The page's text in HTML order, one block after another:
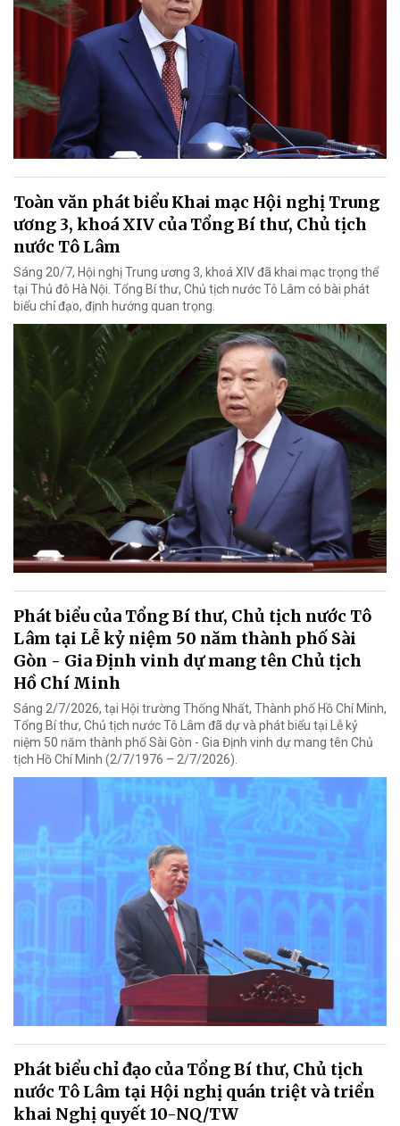
Toàn văn phát biểu Khai mạc Hội nghị Trung
ương 3, khoá XIV của Tổng Bí thư, Chủ tịch
nước Tô Lâm
Sáng 20/7, Hội nghị Trung ương 3, khoá XIV đã khai mạc trọng thể
tại Thủ đô Hà Nội. Tổng Bí thư, Chủ tịch nước Tô Lâm có bài phát
biểu chỉ đạo, định hướng quan trọng.
Phát biểu của Tổng Bí thư, Chủ tịch nước Tô
Lâm tại Lễ kỷ niệm 50 năm thành phố Sài
Gòn - Gia Định vinh dự mang tên Chủ tịch
Hồ Chí Minh
Sáng 2/7/2026, tại Hội trường Thống Nhất, Thành phố Hồ Chí Minh,
Tổng Bí thư, Chủ tịch nước Tô Lâm đã dự và phát biểu tại Lễ kỷ
niệm 50 năm thành phố Sài Gòn - Gia Định vinh dự mang tên Chủ
tịch Hồ Chí Minh (2/7/1976 – 2/7/2026).
Phát biểu chỉ đạo của Tổng Bí thư, Chủ tịch
nước Tô Lâm tại Hội nghị quán triệt và triển
khai Nghị quyết 10-NQ/TW